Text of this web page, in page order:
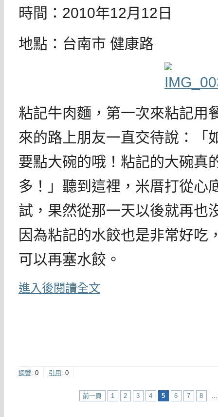
時間：2010年12月12日
地點：台南市 健康路
粘記牛肉麵，第一次來粘記用
來的路上朋友一直交待說：「
要點大碗的哦！粘記的大碗真
多！」聽到這裡，米厝打從心
試，果然從那一天以後就再也
因為粘記的水餃也是非常好吃
可以再塞水餃。
進入後閱讀全文
迴響: 0 引用 : 0
前一頁 1 2 3 4 5 6 7 8 ...